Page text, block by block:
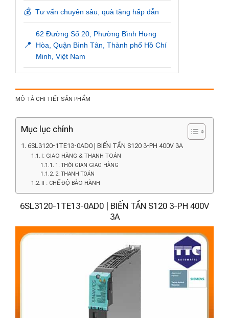
💰 Tư vấn chuyên sâu, quà tặng hấp dẫn
📍
62 Đường Số 20, Phường Bình Hưng
Hòa, Quận Bình Tân, Thành phố Hồ Chí
Minh, Việt Nam
MÔ TẢ CHI TIẾT SẢN PHẨM
Mục lục chính
6SL3120-1TE13-0AD0 | BIẾN TẦN S120 3-PH 400V 3A
I: GIAO HÀNG & THANH TOÁN
1: THỜI GIAN GIAO HÀNG
2: THANH TOÁN
II : CHẾ ĐỘ BẢO HÀNH
6SL3120-1TE13-0AD0 | BIẾN TẦN S120 3-PH 400V
3A